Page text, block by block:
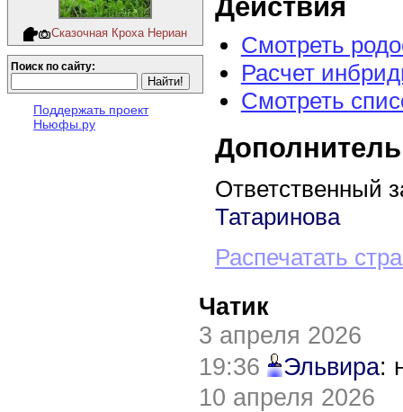
Сказочная Кроха Нериан
Поиск по сайту:
Поддержать проект
Ньюфы.ру
Действия
Смотреть
Расчет
Смотреть
Ответственный
Татаринова
Распечатать
Чатик
3 апреля 2026
19:36
Эльвира:
10 апреля 2026